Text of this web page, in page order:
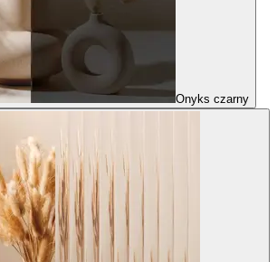
Onyks czarny